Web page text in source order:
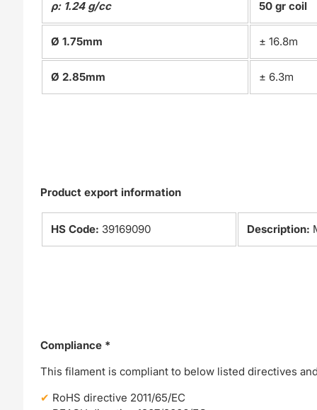
ρ: 1.24 g/cc 50 gr coil
Ø 1.75mm ± 16.8m
Ø 2.85mm ± 6.3m
Product export information
HS Code: 39169090 Description:
Compliance *
This filament is compliant to below listed directives
RoHS directive 2011/65/EC